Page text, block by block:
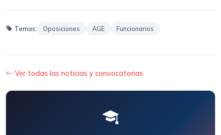
Temas: Oposiciones AGE Funcionarios
Ver todas las noticias y convocatorias